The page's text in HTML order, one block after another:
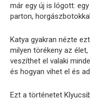
már egy új is lógott:
parton,
Katya gyakran nézte
milyen törékeny az
veszíthet el valaki
és hogyan vihet el és
Ezt a történetet